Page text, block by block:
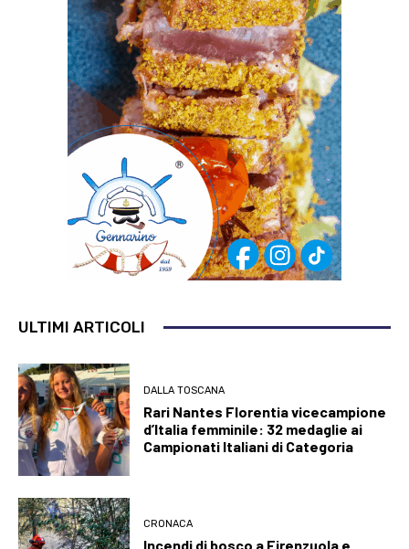
ULTIMI ARTICOLI
DALLA TOSCANA
Rari Nantes Florentia vicecampione
d’Italia femminile: 32 medaglie ai
Campionati Italiani di Categoria
CRONACA
Incendi di bosco a Firenzuola e